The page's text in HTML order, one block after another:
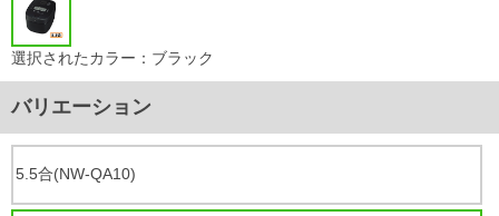
選択されたカラー：ブラック
バリエーション
5.5合(NW-QA10)